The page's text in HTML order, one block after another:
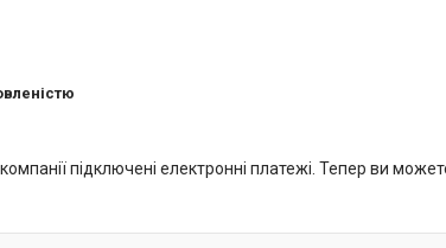
підключені електронні платежі. Тепер ви